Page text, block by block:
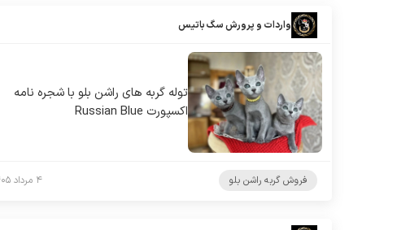
واردات و پرورش سگ باتیس
توله گربه های راشن بلو با شجره نامه
اکسپورت Russian Blue
فروش گربه راشن بلو ۴ مرداد ۱۴۰۵